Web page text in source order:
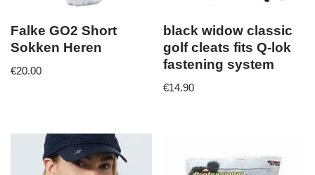
Falke GO2 Short
Sokken Heren
€20.00
black widow classic
golf cleats fits Q-lok
fastening system
€14.90